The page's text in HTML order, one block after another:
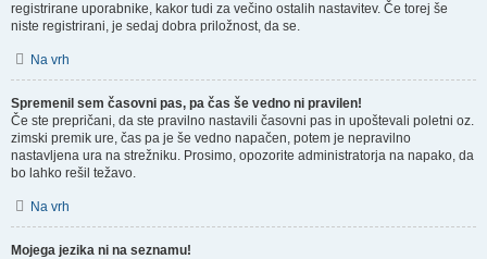
registrirane uporabnike, kakor tudi za večino ostalih nastavitev. Če torej še
niste registrirani, je sedaj dobra priložnost, da se.
Na vrh
Spremenil sem časovni pas, pa čas še vedno ni pravilen!
Če ste prepričani, da ste pravilno nastavili časovni pas in upoštevali poletni oz.
zimski premik ure, čas pa je še vedno napačen, potem je nepravilno
nastavljena ura na strežniku. Prosimo, opozorite administratorja na napako, da
bo lahko rešil težavo.
Na vrh
Mojega jezika ni na seznamu!